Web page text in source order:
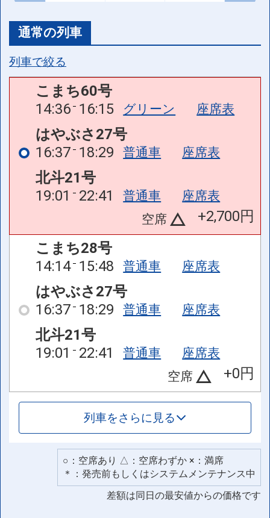
通常の列車
列車で絞る
こまち60号
14:36 16:15 グリーン 座席表
はやぶさ27号
16:37 18:29 普通車 座席表
北斗21号
19:01
22:41 普通車
座席表
空席
+2,700円
こまち28号
14:14 15:48 普通車 座席表
はやぶさ27号
16:37 18:29 普通車 座席表
北斗21号
19:01
22:41 普通車
座席表
空席
+0円
列車をさらに見る
○：空席あり △：空席わずか ×：満席
＊：発売前もしくはシステムメンテナンス中
差額は同日の最安値からの価格です